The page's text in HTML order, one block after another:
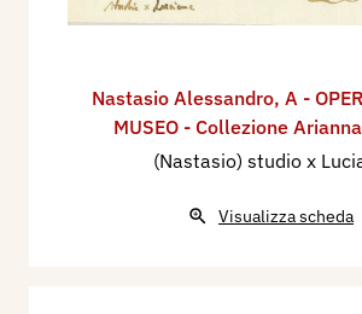
Nastasio Alessandro, A -
MUSEO - Collezione
(Nastasio) studio x
Visualizza scheda